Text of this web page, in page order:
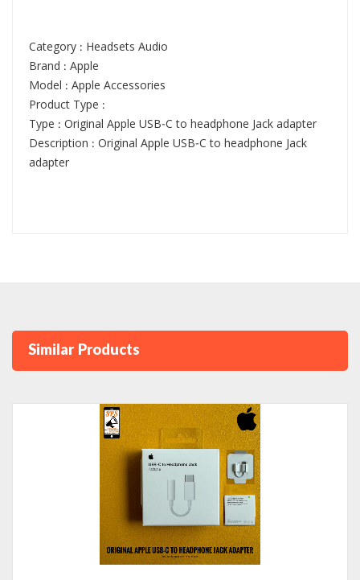
Category : Headsets Audio
Brand : Apple
Model : Apple Accessories
Product Type :
Type : Original Apple USB-C to headphone Jack adapter
Description : Original Apple USB-C to headphone Jack
adapter
Similar Products